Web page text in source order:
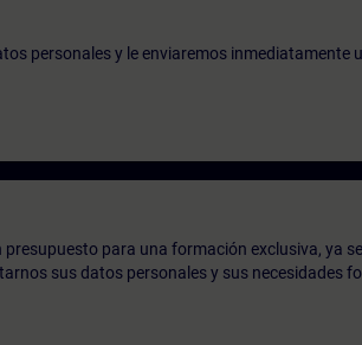
personales y le enviaremos inmediatamente
para una formación exclusiva, ya
sus datos personales y sus necesidades